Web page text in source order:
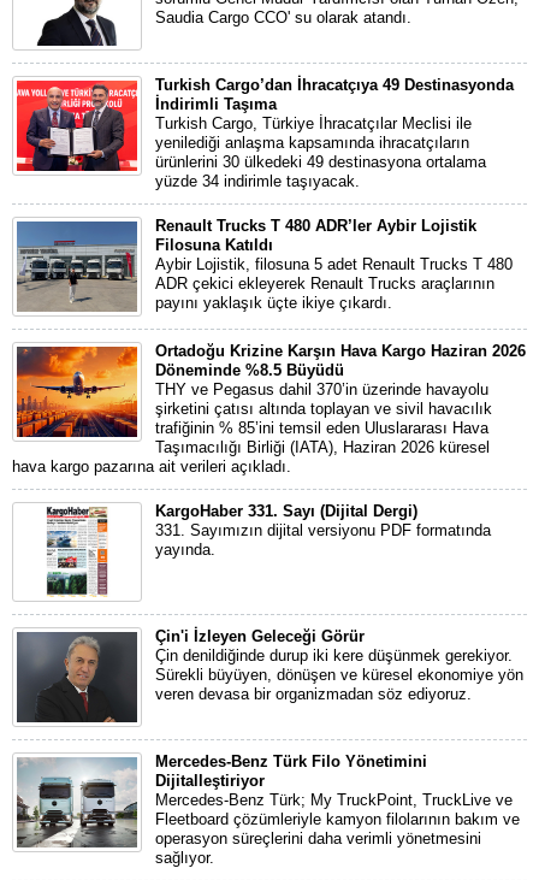
Saudia Cargo CCO' su olarak atandı.
Turkish Cargo’dan İhracatçıya 49 Destinasyonda
İndirimli Taşıma
Turkish Cargo, Türkiye İhracatçılar Meclisi ile
yenilediği anlaşma kapsamında ihracatçıların
ürünlerini 30 ülkedeki 49 destinasyona ortalama
yüzde 34 indirimle taşıyacak.
Renault Trucks T 480 ADR’ler Aybir Lojistik
Filosuna Katıldı
Aybir Lojistik, filosuna 5 adet Renault Trucks T 480
ADR çekici ekleyerek Renault Trucks araçlarının
payını yaklaşık üçte ikiye çıkardı.
Ortadoğu Krizine Karşın Hava Kargo Haziran 2026
Döneminde %8.5 Büyüdü
THY ve Pegasus dahil 370’in üzerinde havayolu
şirketini çatısı altında toplayan ve sivil havacılık
trafiğinin % 85’ini temsil eden Uluslararası Hava
Taşımacılığı Birliği (IATA), Haziran 2026 küresel
hava kargo pazarına ait verileri açıkladı.
KargoHaber 331. Sayı (Dijital Dergi)
331. Sayımızın dijital versiyonu PDF formatında
yayında.
Çin'i İzleyen Geleceği Görür
Çin denildiğinde durup iki kere düşünmek gerekiyor.
Sürekli büyüyen, dönüşen ve küresel ekonomiye yön
veren devasa bir organizmadan söz ediyoruz.
Mercedes-Benz Türk Filo Yönetimini
Dijitalleştiriyor
Mercedes-Benz Türk; My TruckPoint, TruckLive ve
Fleetboard çözümleriyle kamyon filolarının bakım ve
operasyon süreçlerini daha verimli yönetmesini
sağlıyor.